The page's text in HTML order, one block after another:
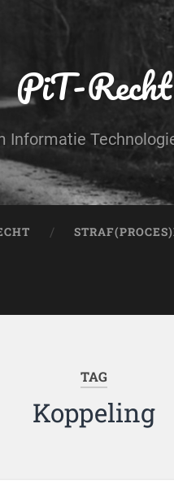
PiT-Recht
Informatie
TAG
Koppeling